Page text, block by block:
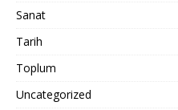
Sanat
Tarih
Toplum
Uncategorized